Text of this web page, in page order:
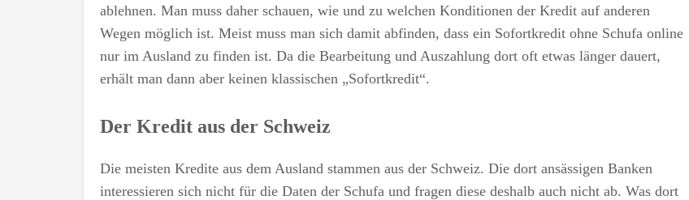
ablehnen. Man muss daher schauen, wie und zu welchen Konditionen der Kredit auf anderen
Wegen möglich ist. Meist muss man sich damit abfinden, dass ein Sofortkredit ohne Schufa online
nur im Ausland zu finden ist. Da die Bearbeitung und Auszahlung dort oft etwas länger dauert,
erhält man dann aber keinen klassischen „Sofortkredit“.
Der Kredit aus der Schweiz
Die meisten Kredite aus dem Ausland stammen aus der Schweiz. Die dort ansässigen Banken
interessieren sich nicht für die Daten der Schufa und fragen diese deshalb auch nicht ab. Was dort